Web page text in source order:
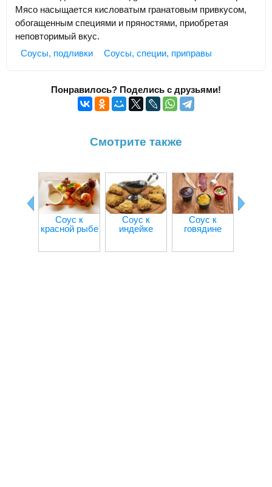
Мясо насыщается кисловатым гранатовым привкусом,
обогащенным специями и пряностями, приобретая
неповторимый вкус.
Соусы, подливки
Соусы, специи, приправы
Понравилось? Поделись с друзьями!
Смотрите также
Соус к
красной рыбе
Соус к
индейке
Соус к
говядине